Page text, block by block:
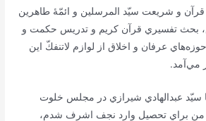
و شريعت‌ سيّد المرسلين‌ و ائمّۀ طاهرين‌
بحث‌ تفسيري‌ قرآن‌ كريم‌ و تدريس‌ حكمت‌ و
عرفان‌ و اخلاق‌ از لوازم‌ لاتنفكّ اين‌
مي‌آمد.
سيّد عبدالهادي‌ شيرازي‌ در مجلس‌ خلوت‌
براي‌ تحصيل‌ وارد نجف‌ اشرف‌ شدم‌،